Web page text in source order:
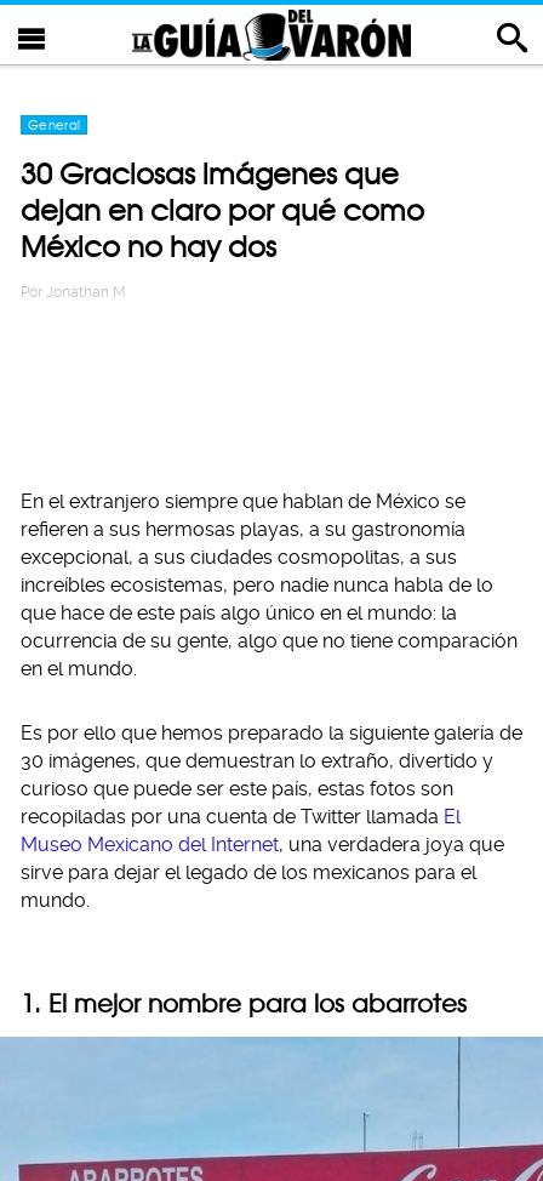
General
30 Graciosas imágenes que
dejan en claro por qué como
México no hay dos
Por Jonathan M
En el extranjero siempre que hablan de México se
refieren a sus hermosas playas, a su gastronomía
excepcional, a sus ciudades cosmopolitas, a sus
increíbles ecosistemas, pero nadie nunca habla de lo
que hace de este país algo único en el mundo: la
ocurrencia de su gente, algo que no tiene comparación
en el mundo.
Es por ello que hemos preparado la siguiente galería de
30 imágenes, que demuestran lo extraño, divertido y
curioso que puede ser este país, estas fotos son
recopiladas por una cuenta de Twitter llamada El
Museo Mexicano del Internet, una verdadera joya que
sirve para dejar el legado de los mexicanos para el
mundo.
1. El mejor nombre para los abarrotes